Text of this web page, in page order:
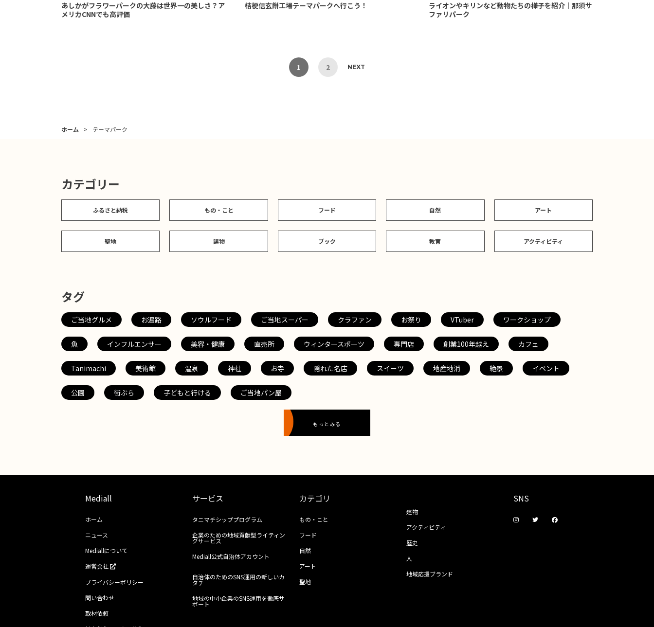
あしかがフラワーパークの大藤は世界一の美しさ？ア
メリカCNNでも高評価
桔梗信玄餅工場テーマパークへ行こう！
ライオンやキリンなど動物たちの様子を紹介｜那須サ
ファリパーク
1 2 NEXT
ホーム テーマパーク
カテゴリー
ふるさと納税 もの・こと フード 自然 アート
聖地 建物 ブック 教育 アクティビティ
タグ
ご当地グルメ お遍路 ソウルフード ご当地スーパー クラファン お祭り VTuber ワークショップ
魚 インフルエンサー 美容・健康 直売所 ウィンタースポーツ 専門店 創業100年越え カフェ
Tanimachi 美術館 温泉 神社 お寺 隠れた名店 スイーツ 地産地消 絶景 イベント
公園 街ぶら 子どもと行ける ご当地パン屋
もっとみる
Mediall
ホーム
ニュース
Mediallについて
運営会社
プライバシーポリシー
問い合わせ
取材依頼
サービス
タニマチシッププログラム
企業のための地域貢献型ライティン
グサービス
Mediall公式自治体アカウント
自治体のためのSNS運用の新しいカ
タチ
地域の中小企業のSNS運用を徹底サ
ポート
カテゴリ
もの・こと
フード
自然
アート
聖地
建物
アクティビティ
歴史
人
地域応援ブランド
SNS